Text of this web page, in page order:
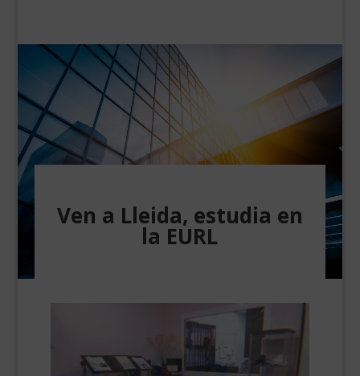
Ven a Lleida, estudia en
la EURL